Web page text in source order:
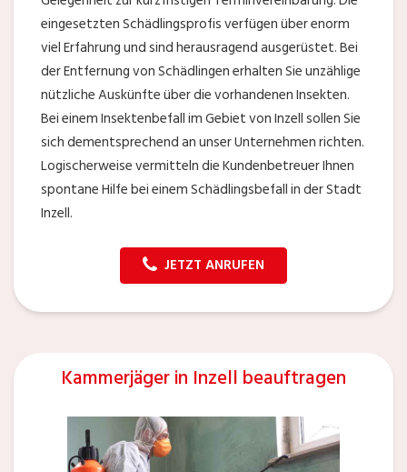
eingesetzten Schädlingsprofis verfügen über enorm
viel Erfahrung und sind herausragend ausgerüstet. Bei
der Entfernung von Schädlingen erhalten Sie unzählige
nützliche Auskünfte über die vorhandenen Insekten.
Bei einem Insektenbefall im Gebiet von Inzell sollen Sie
sich dementsprechend an unser Unternehmen richten.
Logischerweise vermitteln die Kundenbetreuer Ihnen
spontane Hilfe bei einem Schädlingsbefall in der Stadt
Inzell.
JETZT ANRUFEN
Kammerjäger in Inzell beauftragen